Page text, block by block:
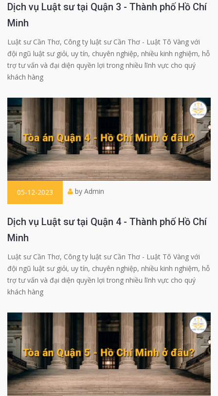
Dịch vụ Luật sư tại Quận 3 - Thành phố Hồ Chí
Minh
Luật sư Cần Thơ, Công ty luật sư Cần Thơ - Luật Tô Vàng với
đội ngũ luật sư giỏi, uy tín, chuyên nghiệp, nhiều kinh nghiệm, hỗ
trợ tư vấn và đại diện quyền lợi trong nhiều lĩnh vực cho quý
khách hàng
05-12-2023 by Admin
Dịch vụ Luật sư tại Quận 4 - Thành phố Hồ Chí
Minh
Luật sư Cần Thơ, Công ty luật sư Cần Thơ - Luật Tô Vàng với
đội ngũ luật sư giỏi, uy tín, chuyên nghiệp, nhiều kinh nghiệm, hỗ
trợ tư vấn và đại diện quyền lợi trong nhiều lĩnh vực cho quý
khách hàng